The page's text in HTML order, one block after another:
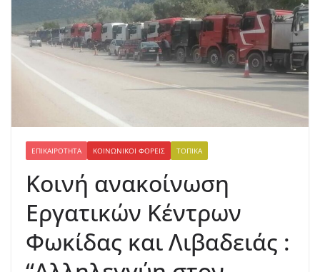
ΕΠΙΚΑΙΡΌΤΗΤΑ ΚΟΙΝΩΝΙΚΟΊ ΦΟΡΕΊΣ ΤΟΠΙΚΆ
Κοινή ανακοίνωση
Εργατικών Κέντρων
Φωκίδας και Λιβαδειάς :